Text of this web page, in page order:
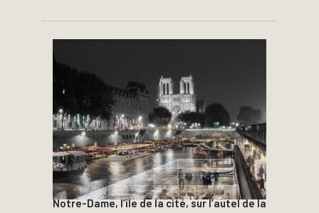
Notre-Dame, l’île de la cité, sur l’autel de la